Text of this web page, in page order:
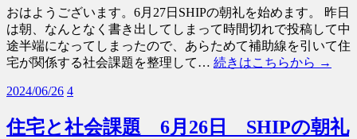
おはようございます。6月27日SHIPの朝礼を始めます。 昨日
は朝、なんとなく書き出してしまって時間切れで投稿して中
途半端になってしまったので、あらためて補助線を引いて住
宅が関係する社会課題を整理して… 続きはこちらから →
2024/06/26 4
住宅と社会課題 6月26日 SHIPの朝礼